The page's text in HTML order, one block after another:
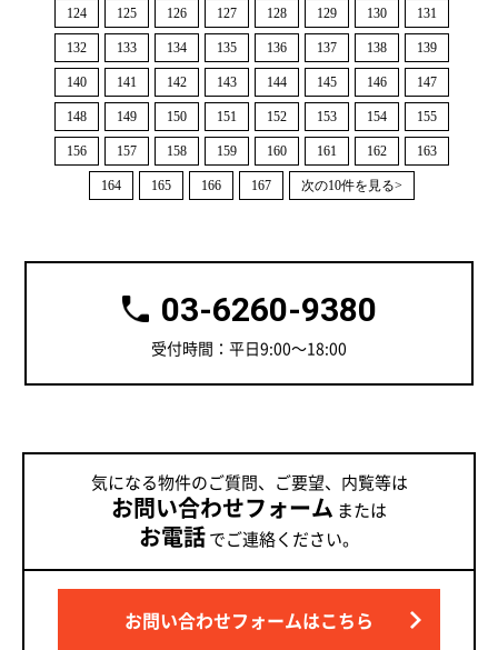
124 125 126 127 128 129 130 131
132 133 134 135 136 137 138 139
140 141 142 143 144 145 146 147
148 149 150 151 152 153 154 155
156 157 158 159 160 161 162 163
164 165 166 167 次の10件を見る>
03-6260-9380
受付時間：平日9:00～18:00
気になる物件のご質問、ご要望、内覧等は
お問い合わせフォーム または
お電話でご連絡ください。
お問い合わせフォームはこちら